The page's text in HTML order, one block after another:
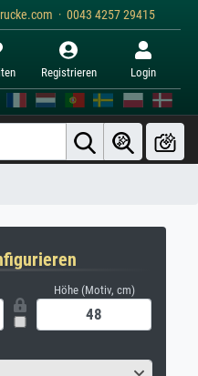
· 0043 4257 29415
Registrieren Login
Höhe (Motiv, cm)